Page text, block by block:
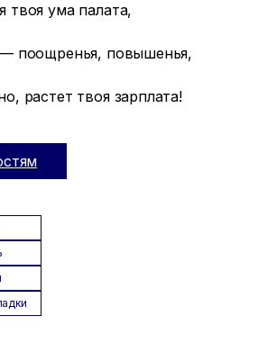
твоя ума палата,
— поощренья, повышенья,
растет твоя зарплата!